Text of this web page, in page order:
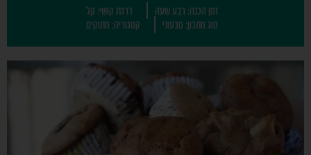
זמן הכנה: רבע שעה
דרגת קושי: קל
סוג מתכון: טבעוני
קטגוריה: מתוקים